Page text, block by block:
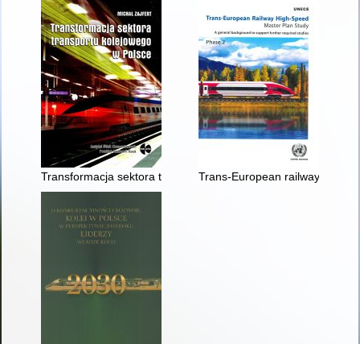
Transformacja sektora transportu kolejowego w Polsce
Trans-European railway high-